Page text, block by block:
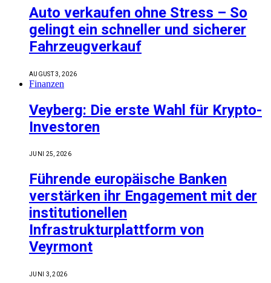
Auto verkaufen ohne Stress – So
gelingt ein schneller und sicherer
Fahrzeugverkauf
AUGUST 3, 2026
Finanzen
Veyberg: Die erste Wahl für Krypto-
Investoren
JUNI 25, 2026
Führende europäische Banken
verstärken ihr Engagement mit der
institutionellen
Infrastrukturplattform von
Veyrmont
JUNI 3, 2026